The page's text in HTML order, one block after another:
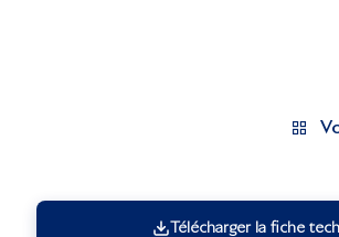
Télécharger la fiche